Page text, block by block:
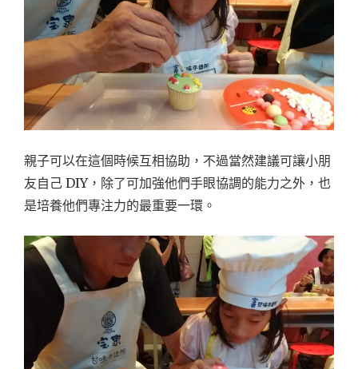
親子可以在這個時候互相協助，不過當然建議可讓小朋
友自己 DIY，除了可加強他們手眼協調的能力之外，也
是培養他們專注力的最重要一環。